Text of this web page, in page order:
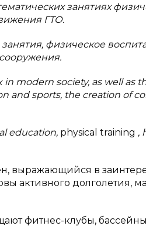
занятиях
ГТО.
физическое
modern society, as well as
and sports, the creation of
education, physical training ,
выражающийся в
активного долголетия,
фитнес-клубы,